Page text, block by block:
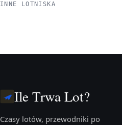
INNE LOTNISKA
Ile Trwa Lot?
Czasy lotów, przewodniki po